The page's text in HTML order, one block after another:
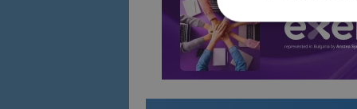
Строго
управление на